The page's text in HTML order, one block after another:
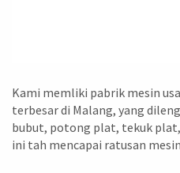
Kami memliki pabrik mesin
terbesar di Malang, yang
bubut, potong plat, tekuk
ini tah mencapai ratusan